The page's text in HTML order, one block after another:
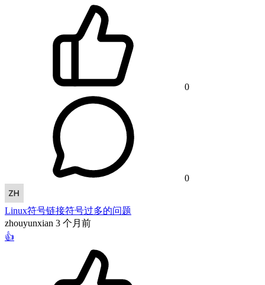
0
0
Linux符号链接符号过多的问题
zhouyunxian 3 个月前
👍